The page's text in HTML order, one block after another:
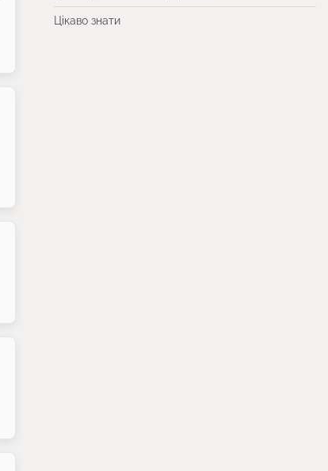
Цікаво знати